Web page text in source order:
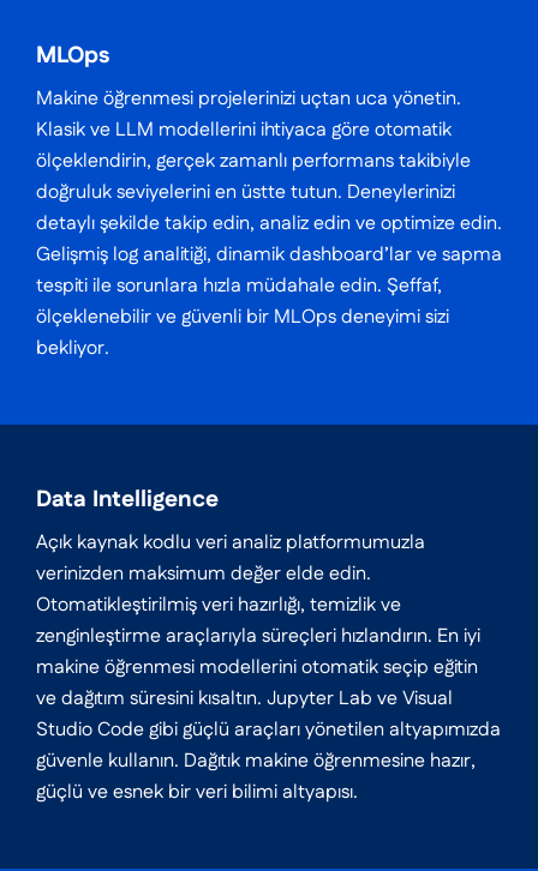
MLOps
Makine öğrenmesi projelerinizi uçtan uca yönetin.
Klasik ve LLM modellerini ihtiyaca göre otomatik
ölçeklendirin, gerçek zamanlı performans takibiyle
doğruluk seviyelerini en üstte tutun. Deneylerinizi
detaylı şekilde takip edin, analiz edin ve optimize edin.
Gelişmiş log analitiği, dinamik dashboard’lar ve sapma
tespiti ile sorunlara hızla müdahale edin. Şeffaf,
ölçeklenebilir ve güvenli bir MLOps deneyimi sizi
bekliyor.
Data Intelligence
Açık kaynak kodlu veri analiz platformumuzla
verinizden maksimum değer elde edin.
Otomatikleştirilmiş veri hazırlığı, temizlik ve
zenginleştirme araçlarıyla süreçleri hızlandırın. En iyi
makine öğrenmesi modellerini otomatik seçip eğitin
ve dağıtım süresini kısaltın. Jupyter Lab ve Visual
Studio Code gibi güçlü araçları yönetilen altyapımızda
güvenle kullanın. Dağıtık makine öğrenmesine hazır,
güçlü ve esnek bir veri bilimi altyapısı.